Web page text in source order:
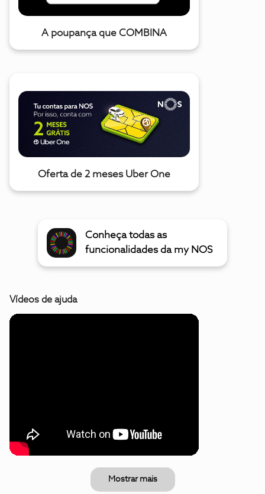
A poupança que COMBINA
Oferta de 2 meses Uber One
Conheça todas as
funcionalidades da my NOS
Vídeos de ajuda
Mostrar mais